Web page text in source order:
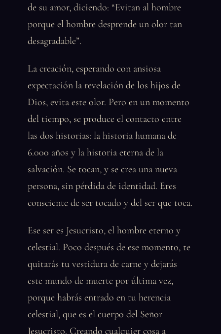
de su amor, diciendo: “Evitan al hombre
porque el hombre desprende un olor tan
desagradable”.
La creación, esperando con ansiosa
expectación la revelación de los hijos de
Dios, evita este olor. Pero en un momento
del tiempo, se produce el contacto entre
las dos historias: la historia humana de
6.000 años y la historia eterna de la
salvación. Se tocan, y se crea una nueva
persona, sin pérdida de identidad. Eres
consciente de ser tocado y del ser que toca.
Ese ser es Jesucristo, el hombre eterno y
celestial. Poco después de ese momento, te
quitarás tu vestidura de carne y dejarás
este mundo de muerte por última vez,
porque habrás entrado en tu herencia
celestial, que es el cuerpo del Señor
Jesucristo. Creando cualquier cosa a